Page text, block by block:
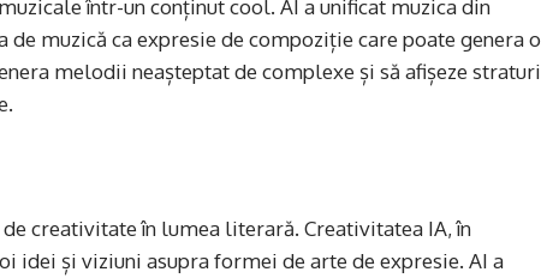
într-un conținut cool. AI a unificat muzica din
muzică ca expresie de compoziție care poate genera o
melodii neașteptat de complexe și să afișeze straturi
creativitate în lumea literară. Creativitatea IA, în
idei și viziuni asupra formei de arte de expresie. AI a